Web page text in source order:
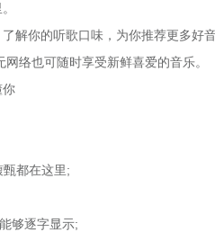
你的听歌口味，为你推荐更多好音
络也可随时享受新鲜喜爱的音乐。
都在这里;
够逐字显示;